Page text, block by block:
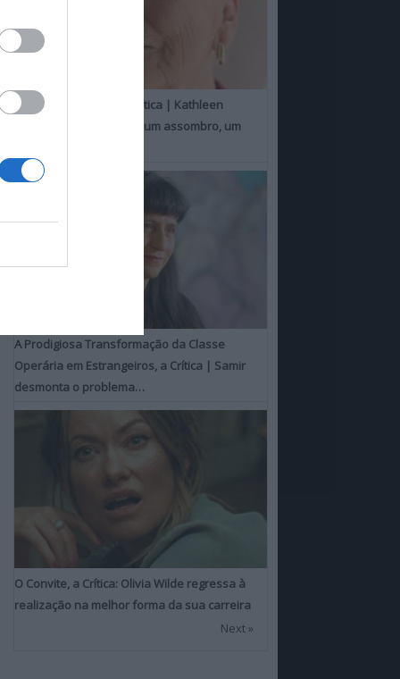
Um Toque Familiar, a Crítica | Kathleen
Chalfant é um espanto, um assombro, um
A Prodigiosa Transformação da Classe
Operária em Estrangeiros, a Crítica | Samir
desmonta o problema…
O Convite, a Crítica: Olivia Wilde regressa à
realização na melhor forma da sua carreira
Next »